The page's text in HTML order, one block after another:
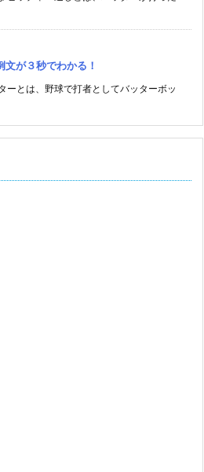
文が３秒でわかる！
ーとは、野球で打者としてバッターボッ